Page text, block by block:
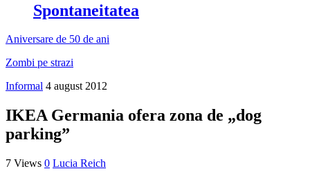
Spontaneitatea
Aniversare de 50 de ani
Zombi pe strazi
Informal 4 august 2012
IKEA Germania ofera zona de „dog
parking”
7 Views 0 Lucia Reich